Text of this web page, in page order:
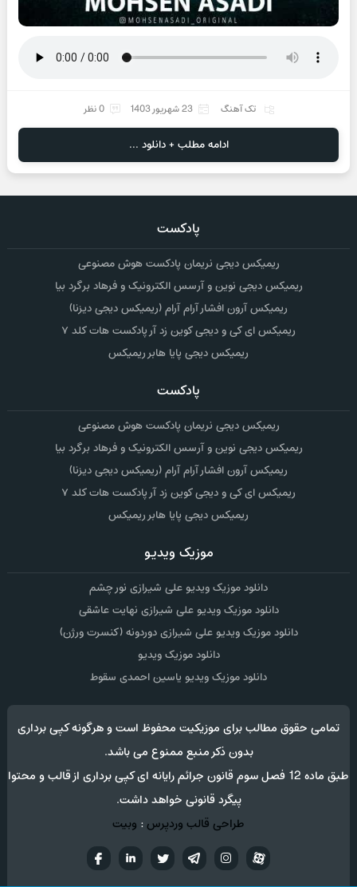
تک آهنگ 23 شهریور 1403 0 نظر
ادامه مطلب + دانلود ...
پادکست
ریمیکس دیجی نریمان پادکست هوش مصنوعی
ریمیکس دیجی نوین و آرسس الکترونیک و فرهاد برگرد بیا
ریمیکس آرون افشار آرام آرام (ریمیکس دیجی دیزنا)
ریمیکس ای کی و دیجی کوین زد آر پادکست هات کلد ۷
ریمیکس دیجی پایا هابر ریمیکس
پادکست
ریمیکس دیجی نریمان پادکست هوش مصنوعی
ریمیکس دیجی نوین و آرسس الکترونیک و فرهاد برگرد بیا
ریمیکس آرون افشار آرام آرام (ریمیکس دیجی دیزنا)
ریمیکس ای کی و دیجی کوین زد آر پادکست هات کلد ۷
ریمیکس دیجی پایا هابر ریمیکس
موزیک ویدیو
دانلود موزیک ویدیو علی شیرازی نور چشم
دانلود موزیک ویدیو علی شیرازی نهایت عاشقی
دانلود موزیک ویدیو علی شیرازی دوردونه (کنسرت ورژن)
دانلود موزیک ویدیو
دانلود موزیک ویدیو یاسین احمدی سقوط
تمامی حقوق مطالب برای موزیکیت محفوظ است و هرگونه کپی برداری
بدون ذکر منبع ممنوع می باشد.
طبق ماده 12 فصل سوم قانون جرائم رایانه ای کپی برداری از قالب و محتوا
پیگرد قانونی خواهد داشت.
طراحی قالب وردپرس: وبیت
تويترتلگراماینستاگرام آپارات